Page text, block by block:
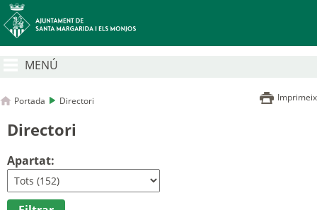
MENÚ
Portada Directori Imprimeix
Directori
Apartat: